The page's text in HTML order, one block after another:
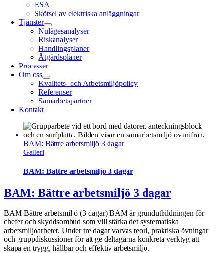
ESA
Skötsel av elektriska anläggningar
Tjänster
Nulägesanalyser
Riskanalyser
Handlingsplaner
Åtgärdsplaner
Processer
Om oss
Kvalitets- och Arbetsmiljöpolicy
Referenser
Samarbetspartner
Kontakt
BAM: Bättre arbetsmiljö 3 dagar
Galleri
BAM: Bättre arbetsmiljö 3 dagar
BAM: Bättre arbetsmiljö 3 dagar
BAM Bättre arbetsmiljö (3 dagar) BAM är grundutbildningen för
chefer och skyddsombud som vill stärka det systematiska
arbetsmiljöarbetet. Under tre dagar varvas teori, praktiska övningar
och gruppdiskussioner för att ge deltagarna konkreta verktyg att
skapa en trygg, hållbar och effektiv arbetsmiljö.